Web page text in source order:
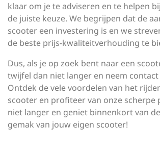
klaar om je te adviseren en te helpen
de juiste keuze. We begrijpen dat de
scooter een investering is en we
de beste prijs-kwaliteitverhouding te
Dus, als je op zoek bent naar een
twijfel dan niet langer en neem
Ontdek de vele voordelen van het
scooter en profiteer van onze scherpe
niet langer en geniet binnenkort van
gemak van jouw eigen scooter!